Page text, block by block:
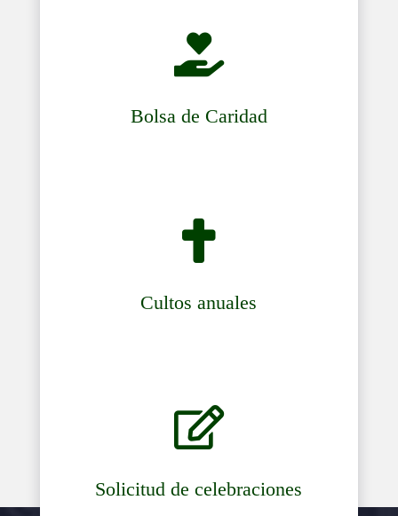

Bolsa de Caridad

Cultos anuales

Solicitud de celebraciones